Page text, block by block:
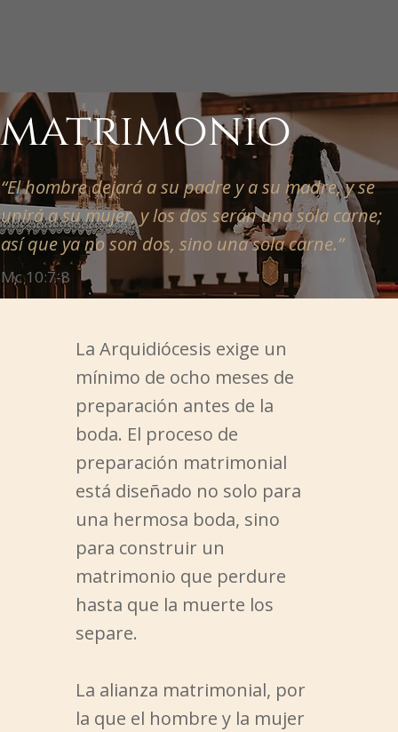
matrimonio
“El hombre dejará a su padre y a su madre, y se
unirá a su mujer, y los dos serán una sola carne;
así que ya no son dos, sino una sola carne.”
Mc 10:7-8
La Arquidiócesis exige un
mínimo de ocho meses de
preparación antes de la
boda. El proceso de
preparación matrimonial
está diseñado no solo para
una hermosa boda, sino
para construir un
matrimonio que perdure
hasta que la muerte los
separe.
La alianza matrimonial, por
la que el hombre y la mujer